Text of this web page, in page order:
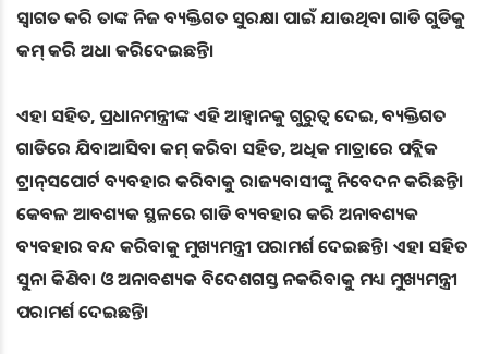
ସ୍ୱାଗତ କରି ତାଙ୍କ ନିଜ ବ୍ୟକ୍ତିଗତ ସୁରକ୍ଷା ପାଇଁ ଯାଉଥିବା ଗାଡି ଗୁଡିକୁ
କମ୍ କରି ଅଧା କରିଦେଇଛନ୍ତି।
ଏହା ସହିତ, ପ୍ରଧାନମନ୍ତ୍ରୀଙ୍କ ଏହି ଆହ୍ୱାନକୁ ଗୁରୁତ୍ୱ ଦେଇ, ବ୍ୟକ୍ତିଗତ
ଗାଡିରେ ଯିବାଆସିବା କମ୍ କରିବା ସହିତ, ଅଧିକ ମାତ୍ରାରେ ପବ୍ଲିକ
ଟ୍ରାନ୍‌ସପୋର୍ଟ ବ୍ୟବହାର କରିବାକୁ ରାଜ୍ୟବାସୀଙ୍କୁ ନିବେଦନ କରିଛନ୍ତି।
କେବଳ ଆବଶ୍ୟକ ସ୍ଥଳରେ ଗାଡି ବ୍ୟବହାର କରି ଅନାବଶ୍ୟକ
ବ୍ୟବହାର ବନ୍ଦ କରିବାକୁ ମୁଖ୍ୟମନ୍ତ୍ରୀ ପରାମର୍ଶ ଦେଇଛନ୍ତି। ଏହା ସହିତ
ସୁନା କିଣିବା ଓ ଅନାବଶ୍ୟକ ବିଦେଶଗସ୍ତ ନକରିବାକୁ ମଧ୍ୟ ମୁଖ୍ୟମନ୍ତ୍ରୀ
ପରାମର୍ଶ ଦେଇଛନ୍ତି।